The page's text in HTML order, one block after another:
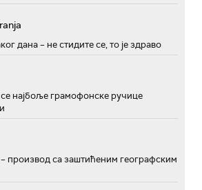
дана – не стидите се, то је здраво
најбоље грамофонске ручице
производ са заштићеним географским